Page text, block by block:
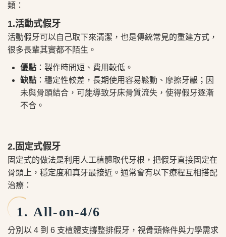
類：
1.活動式假牙
活動假牙可以自己取下來清潔，也是傳統常見的重建方式，
很多長輩其實都不陌生。
優點 ：製作時間短、費用較低。
缺點 ：穩定性較差，長期使用容易鬆動、摩擦牙齦；因
未與骨頭結合，可能導致牙床骨質流失，使得假牙逐漸
不合。
2.固定式假牙
固定式的做法是利用人工植體取代牙根，把假牙直接固定在
骨頭上，穩定度和真牙最接近。通常會有以下療程互相搭配
治療：
1. All-on-4/6
分別以 4 到 6 支植體支撐整排假牙，視骨頭條件與力學需求